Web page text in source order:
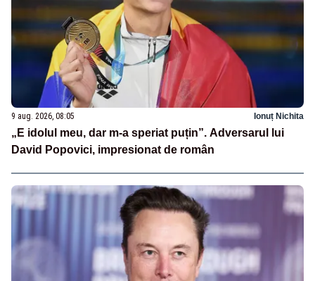
9 aug. 2026, 08:05 Ionuț Nichita
„E idolul meu, dar m-a speriat puțin”. Adversarul lui
David Popovici, impresionat de român